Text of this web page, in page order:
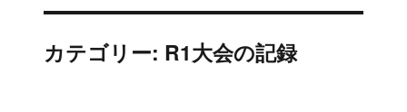
カテゴリー: R1大会の記録